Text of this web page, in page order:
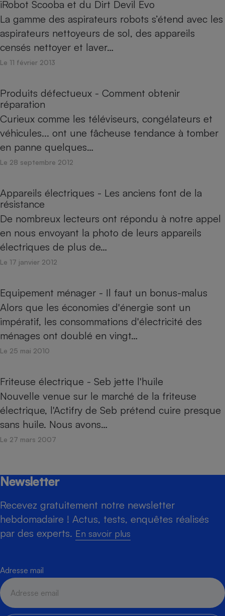
iRobot Scooba et du Dirt Devil Evo
La gamme des aspirateurs robots s’étend avec les
aspirateurs nettoyeurs de sol, des appareils
censés nettoyer et laver…
Le 11 février 2013
Produits défectueux - Comment obtenir
réparation
Curieux comme les téléviseurs, congélateurs et
véhicules... ont une fâcheuse tendance à tomber
en panne quelques…
Le 28 septembre 2012
Appareils électriques - Les anciens font de la
résistance
De nombreux lecteurs ont répondu à notre appel
en nous envoyant la photo de leurs appareils
électriques de plus de…
Le 17 janvier 2012
Equipement ménager - Il faut un bonus-malus
Alors que les économies d'énergie sont un
impératif, les consommations d'électricité des
ménages ont doublé en vingt…
Le 25 mai 2010
Friteuse électrique - Seb jette l'huile
Nouvelle venue sur le marché de la friteuse
électrique, l'Actifry de Seb prétend cuire presque
sans huile. Nous avons…
Le 27 mars 2007
Newsletter
Recevez gratuitement notre newsletter
hebdomadaire ! Actus, tests, enquêtes réalisés
par des experts. En savoir plus
Adresse mail